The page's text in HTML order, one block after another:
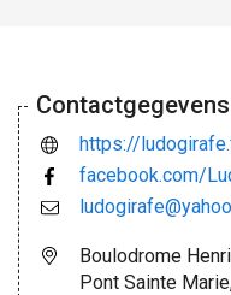
Contactgegevens
https://
Boulodrome
Pont Sainte